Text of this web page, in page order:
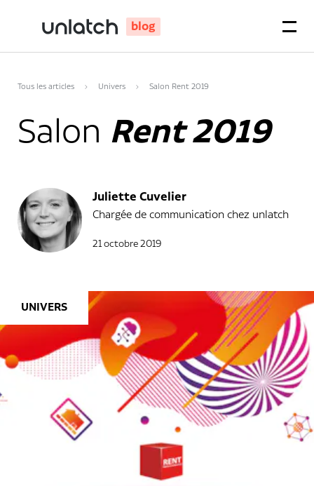
blog
Tous les articles Univers Salon Rent 2019
Salon Rent 2019
Juliette Cuvelier
Chargée de communication chez unlatch
21 octobre 2019
UNIVERS